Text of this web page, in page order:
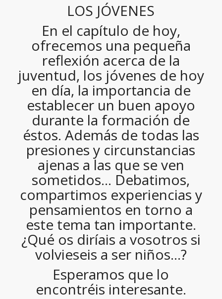
LOS JÓVENES
En el capítulo de hoy,
ofrecemos una pequeña
reflexión acerca de la
juventud, los jóvenes de hoy
en día, la importancia de
establecer un buen apoyo
durante la formación de
éstos. Además de todas las
presiones y circunstancias
ajenas a las que se ven
sometidos… Debatimos,
compartimos experiencias y
pensamientos en torno a
este tema tan importante.
¿Qué os diríais a vosotros si
volvieseis a ser niños…?
Esperamos que lo
encontréis interesante.